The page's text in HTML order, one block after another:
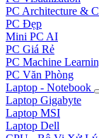
PC Architecture &
PC Đẹp
Mini PC AI
PC Giá Rẻ
PC Machine
PC Văn Phòng
Laptop - Notebook
Laptop Gigabyte
Laptop MSI
Laptop Dell